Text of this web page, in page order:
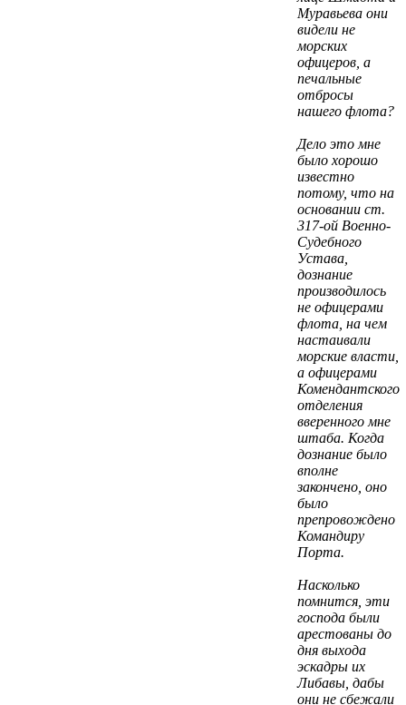
Муравьева они
видели не
морских
офицеров, а
печальные
отбросы
нашего флота?
Дело это мне
было хорошо
известно
потому, что на
основании ст.
317-ой Военно-
Судебного
Устава,
дознание
производилось
не офицерами
флота, на чем
настаивали
морские власти,
а офицерами
Комендантского
отделения
вверенного мне
штаба. Когда
дознание было
вполне
закончено, оно
было
препровождено
Командиру
Порта.
Насколько
помнится, эти
господа были
арестованы до
дня выхода
эскадры их
Либавы, дабы
они не сбежали